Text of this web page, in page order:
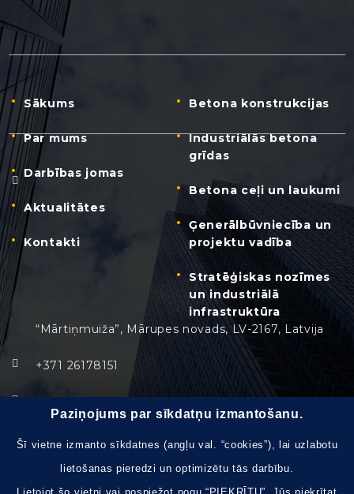
Sākums
Par mums
Darbības jomas
Aktualitātes
Kontakti
Betona konstrukcijas
Industriālās betona
grīdas
Betona ceļi un laukumi
Ģenerālbūvniecība un
projektu vadība
Stratēģiskas nozīmes
un industriālā
infrastruktūra
“Mārtiņmuiža”, Mārupes novads, LV-2167, Latvija
+371 26178151
info@safegroup.lv
Pirmdiena - Piektdiena: 8:30 – 17:30
Brīvdienas, svētku dienas: slēgts
Paziņojums par sīkdatņu izmantošanu.
Šī vietne izmanto sīkdatnes (angļu val. “cookies”), lai uzlabotu
lietošanas pieredzi un optimizētu tās darbību.